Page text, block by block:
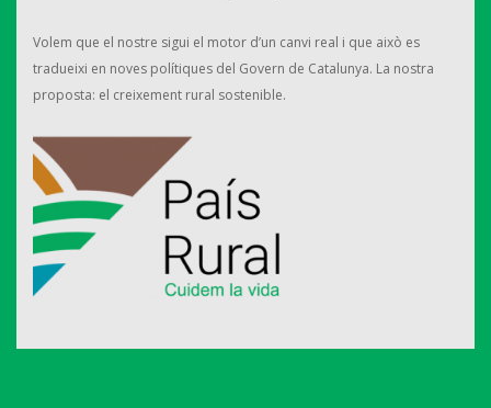
Volem que el nostre sigui el motor d’un canvi real i que això es
tradueixi en noves polítiques del Govern de Catalunya. La nostra
proposta: el creixement rural sostenible.